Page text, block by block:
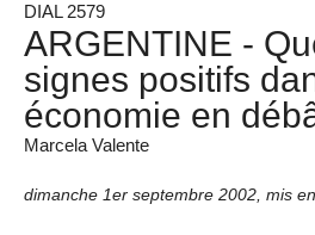
DIAL 2579
ARGENTINE -
signes positifs
économie en
Marcela Valente
dimanche 1er septembre 2002 mis